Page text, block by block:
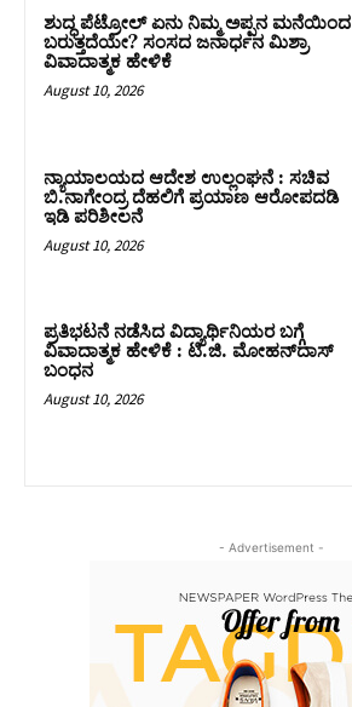
ಶುದ್ಧ ಪೆಟ್ರೋಲ್ ಏನು ನಿಮ್ಮ ಅಪ್ಪನ ಮನೆಯಿಂದ
ಬರುತ್ತದೆಯೇ? ಸಂಸದ ಜನಾರ್ಧನ ಮಿಶ್ರಾ
ವಿವಾದಾತ್ಮಕ ಹೇಳಿಕೆ
August 10, 2026
ನ್ಯಾಯಾಲಯದ ಆದೇಶ ಉಲ್ಲಂಘನೆ : ಸಚಿವ
ಬಿ.ನಾಗೇಂದ್ರ ದೆಹಲಿಗೆ ಪ್ರಯಾಣ ಆರೋಪದಡಿ
ಇಡಿ ಪರಿಶೀಲನೆ
August 10, 2026
ಪ್ರತಿಭಟನೆ ನಡೆಸಿದ ವಿದ್ಯಾರ್ಥಿನಿಯರ ಬಗ್ಗೆ
ವಿವಾದಾತ್ಮಕ ಹೇಳಿಕೆ : ಟಿ.ಜಿ. ಮೋಹನ್‌ದಾಸ್‌
ಬಂಧನ
August 10, 2026
- Advertisement -